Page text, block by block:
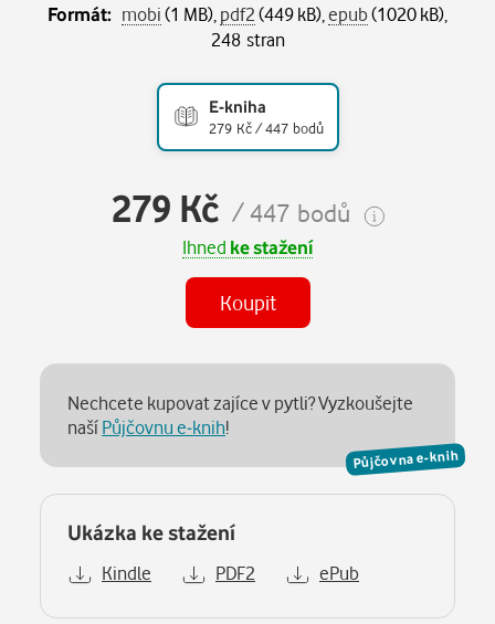
Formát: mobi(1 MB), pdf2(449 kB), epub(1020 kB),
248 stran
E-kniha
279 Kč / 447 bodů
279 Kč / 447 bodů
Ihned ke stažení
Koupit
Půjčovna e-knih
Nechcete kupovat zajíce v pytli? Vyzkoušejte
našíPůjčovnu e-knih!
Ukázka ke stažení
Kindle PDF2 ePub